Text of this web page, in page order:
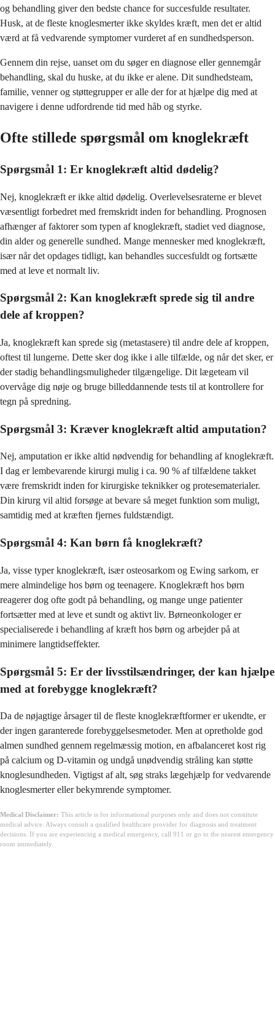
og behandling giver den bedste chance for succesfulde resultater.
Husk, at de fleste knoglesmerter ikke skyldes kræft, men det er altid
værd at få vedvarende symptomer vurderet af en sundhedsperson.
Gennem din rejse, uanset om du søger en diagnose eller gennemgår
behandling, skal du huske, at du ikke er alene. Dit sundhedsteam,
familie, venner og støttegrupper er alle der for at hjælpe dig med at
navigere i denne udfordrende tid med håb og styrke.
Ofte stillede spørgsmål om knoglekræft
Spørgsmål 1: Er knoglekræft altid dødelig?
Nej, knoglekræft er ikke altid dødelig. Overlevelsesraterne er blevet
væsentligt forbedret med fremskridt inden for behandling. Prognosen
afhænger af faktorer som typen af knoglekræft, stadiet ved diagnose,
din alder og generelle sundhed. Mange mennesker med knoglekræft,
især når det opdages tidligt, kan behandles succesfuldt og fortsætte
med at leve et normalt liv.
Spørgsmål 2: Kan knoglekræft sprede sig til andre
dele af kroppen?
Ja, knoglekræft kan sprede sig (metastasere) til andre dele af kroppen,
oftest til lungerne. Dette sker dog ikke i alle tilfælde, og når det sker, er
der stadig behandlingsmuligheder tilgængelige. Dit lægeteam vil
overvåge dig nøje og bruge billeddannende tests til at kontrollere for
tegn på spredning.
Spørgsmål 3: Kræver knoglekræft altid amputation?
Nej, amputation er ikke altid nødvendig for behandling af knoglekræft.
I dag er lembevarende kirurgi mulig i ca. 90 % af tilfældene takket
være fremskridt inden for kirurgiske teknikker og protesematerialer.
Din kirurg vil altid forsøge at bevare så meget funktion som muligt,
samtidig med at kræften fjernes fuldstændigt.
Spørgsmål 4: Kan børn få knoglekræft?
Ja, visse typer knoglekræft, især osteosarkom og Ewing sarkom, er
mere almindelige hos børn og teenagere. Knoglekræft hos børn
reagerer dog ofte godt på behandling, og mange unge patienter
fortsætter med at leve et sundt og aktivt liv. Børneonkologer er
specialiserede i behandling af kræft hos børn og arbejder på at
minimere langtidseffekter.
Spørgsmål 5: Er der livsstilsændringer, der kan hjælpe
med at forebygge knoglekræft?
Da de nøjagtige årsager til de fleste knoglekræftformer er ukendte, er
der ingen garanterede forebyggelsesmetoder. Men at opretholde god
almen sundhed gennem regelmæssig motion, en afbalanceret kost rig
på calcium og D-vitamin og undgå unødvendig stråling kan støtte
knoglesundheden. Vigtigst af alt, søg straks lægehjælp for vedvarende
knoglesmerter eller bekymrende symptomer.
Medical Disclaimer: This article is for informational purposes only and does not constitute
medical advice. Always consult a qualified healthcare provider for diagnosis and treatment
decisions. If you are experiencing a medical emergency, call 911 or go to the nearest emergency
room immediately.